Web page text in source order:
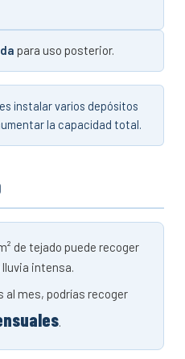
para uso posterior.
instalar varios depósitos
la capacidad total.
de tejado puede recoger
intensa.
al mes, podrías recoger
.